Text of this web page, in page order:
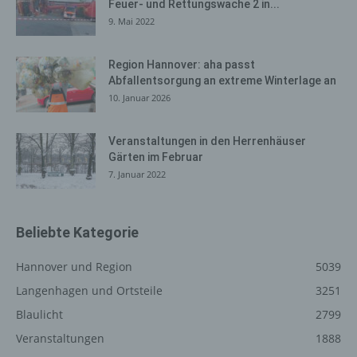
Feuer- und Rettungswache 2 in...
9. Mai 2022
Region Hannover: aha passt
Abfallentsorgung an extreme Winterlage an
10. Januar 2026
Veranstaltungen in den Herrenhäuser
Gärten im Februar
7. Januar 2022
Beliebte Kategorie
Hannover und Region
5039
Langenhagen und Ortsteile
3251
Blaulicht
2799
Veranstaltungen
1888
durch den Europäischen Richtlinien- und
Verarbeitung Verantwortliche unterliegt, vorgesehen
wurde.
Entfällt der Speicherungszweck oder läuft eine vom
einem anderen zuständigen Gesetzgeber
vorgeschriebene Speicherfrist ab, werden die
personenbezogenen Daten routinemäßig und
a) Recht auf Bestätigung
Jede betroffene Person hat das vom Europäischen
Recht, von dem für die Verarbeitung Verantwortlichen